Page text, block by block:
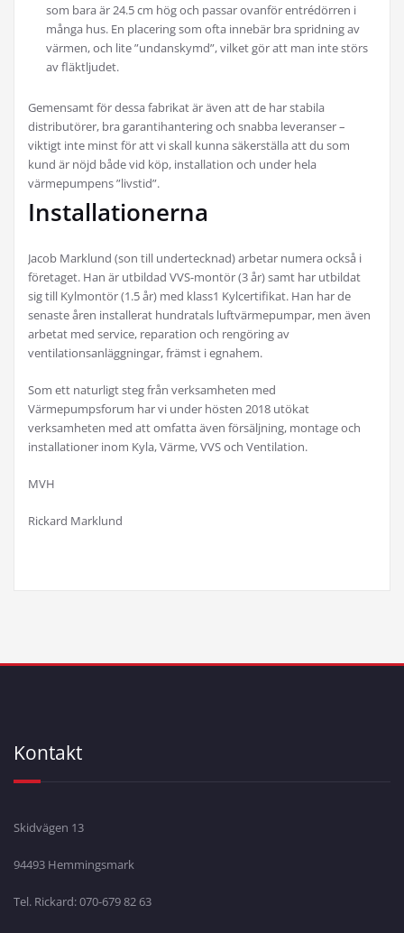
som bara är 24.5 cm hög och passar ovanför entrédörren i
många hus. En placering som ofta innebär bra spridning av
värmen, och lite ”undanskymd”, vilket gör att man inte störs
av fläktljudet.
Gemensamt för dessa fabrikat är även att de har stabila
distributörer, bra garantihantering och snabba leveranser –
viktigt inte minst för att vi skall kunna säkerställa att du som
kund är nöjd både vid köp, installation och under hela
värmepumpens ”livstid”.
Installationerna
Jacob Marklund (son till undertecknad) arbetar numera också i
företaget. Han är utbildad VVS-montör (3 år) samt har utbildat
sig till Kylmontör (1.5 år) med klass1 Kylcertifikat. Han har de
senaste åren installerat hundratals luftvärmepumpar, men även
arbetat med service, reparation och rengöring av
ventilationsanläggningar, främst i egnahem.
Som ett naturligt steg från verksamheten med
Värmepumpsforum har vi under hösten 2018 utökat
verksamheten med att omfatta även försäljning, montage och
installationer inom Kyla, Värme, VVS och Ventilation.
MVH
Rickard Marklund
Kontakt
Skidvägen 13
94493 Hemmingsmark
Tel. Rickard: 070-679 82 63